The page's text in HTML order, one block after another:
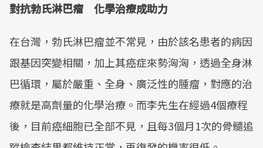
對抗勃氏淋巴瘤 化學治療成助力
在台灣，勃氏淋巴瘤並不常見，由於該名患者的病因
跟基因突變相關，加上其癌症來勢洶洶，透過全身淋
巴循環，屬於嚴重、全身、廣泛性的腫瘤，對應的治
療就是高劑量的化學治療。而李先生在經過4個療程
後，目前癌細胞已全部不見，且每3個月1次的骨髓追